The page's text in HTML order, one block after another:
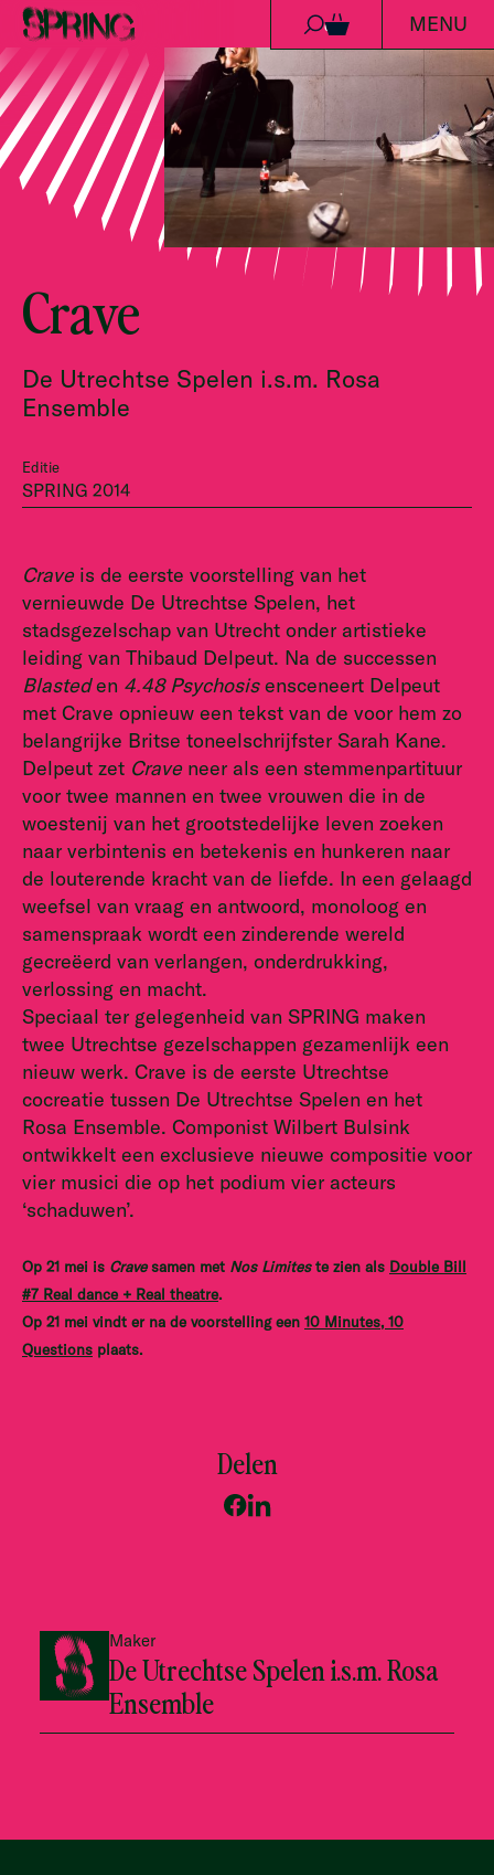
Ga naar de inhoud
0 MENU
Crave
De Utrechtse Spelen i.s.m. Rosa
Ensemble
Editie
SPRING 2014
Craveis de eerste voorstelling van het
vernieuwde De Utrechtse Spelen, het
stadsgezelschap van Utrecht onder artistieke
leiding van Thibaud Delpeut. Na de successen
Blasteden 4.48 Psychosisensceneert Delpeut
met Crave opnieuw een tekst van de voor hem zo
belangrijke Britse toneelschrijfster Sarah Kane.
Delpeut zet Crave neer als een stemmenpartituur
voor twee mannen en twee vrouwen die in de
woestenij van het grootstedelijke leven zoeken
naar verbintenis en betekenis en hunkeren naar
de louterende kracht van de liefde. In een gelaagd
weefsel van vraag en antwoord, monoloog en
samenspraak wordt een zinderende wereld
gecreëerd van verlangen, onderdrukking,
verlossing en macht.
Speciaal ter gelegenheid van SPRING maken
twee Utrechtse gezelschappen gezamenlijk een
nieuw werk. Crave is de eerste Utrechtse
cocreatie tussen De Utrechtse Spelen en het
Rosa Ensemble. Componist Wilbert Bulsink
ontwikkelt een exclusieve nieuwe compositie voor
vier musici die op het podium vier acteurs
‘schaduwen’.
Op 21 mei is Cravesamen met Nos Limiteste zien als Double Bill
#7 Real dance + Real theatre.
Op 21 mei vindt er na de voorstelling een 10 Minutes, 10
Questions plaats.
Delen
Maker
De Utrechtse Spelen i.s.m. Rosa
Ensemble